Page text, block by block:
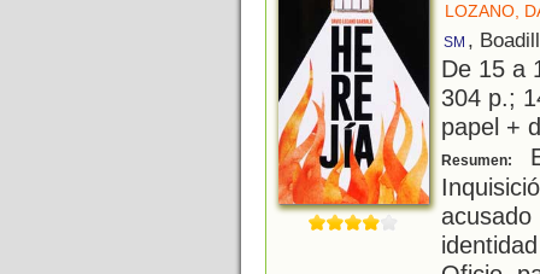
LOZANO,
SM ,
De 15 a
304 p.;
papel +
Resumen: